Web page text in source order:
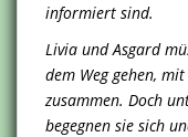
informiert sind.
Livia und Asgard
dem Weg gehen,
zusammen. Doch
begegnen sie sich